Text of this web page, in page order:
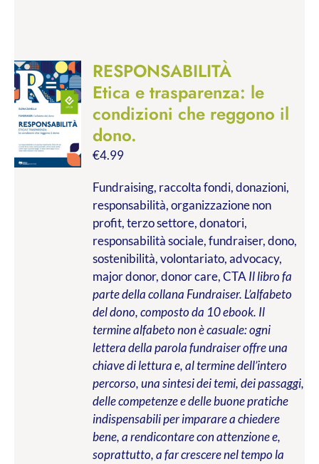
RESPONSABILITÀ
Etica e trasparenza: le
condizioni che reggono il
dono.
€4.99
Fundraising, raccolta fondi, donazioni,
responsabilità, organizzazione non
profit, terzo settore, donatori,
responsabilità sociale, fundraiser, dono,
sostenibilità, volontariato, advocacy,
major donor, donor care, CTA Il libro fa
parte della collana Fundraiser. L’alfabeto
del dono, composto da 10 ebook. Il
termine alfabeto non è casuale: ogni
lettera della parola fundraiser offre una
chiave di lettura e, al termine dell’intero
percorso, una sintesi dei temi, dei passaggi,
delle competenze e delle buone pratiche
indispensabili per imparare a chiedere
bene, a rendicontare con attenzione e,
soprattutto, a far crescere nel tempo la